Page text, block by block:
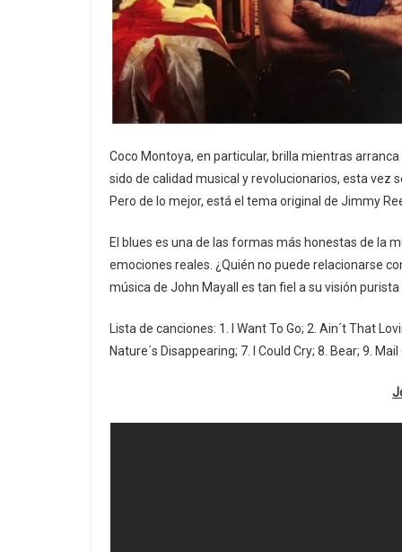
Coco Montoya, en particular, brilla mientras
sido de calidad musical y revolucionarios, esta vez
Pero de lo mejor, está el tema original de Jimmy
El blues es una de las formas más honestas de la
emociones reales. ¿Quién no puede relacionarse
música de John Mayall es tan fiel a su visión
Lista de canciones: 1. I Want To Go; 2. Ain´t That
Nature´s Disappearing; 7. I Could Cry; 8. Bear; 9.